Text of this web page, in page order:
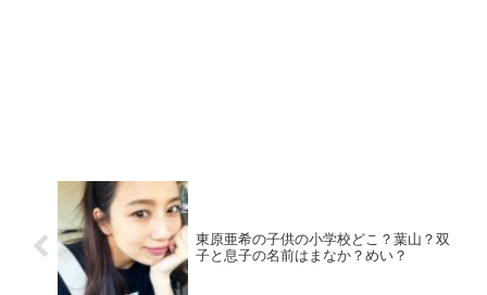
東原亜希の子供の小学校どこ？葉山？双
子と息子の名前はまなか？めい？